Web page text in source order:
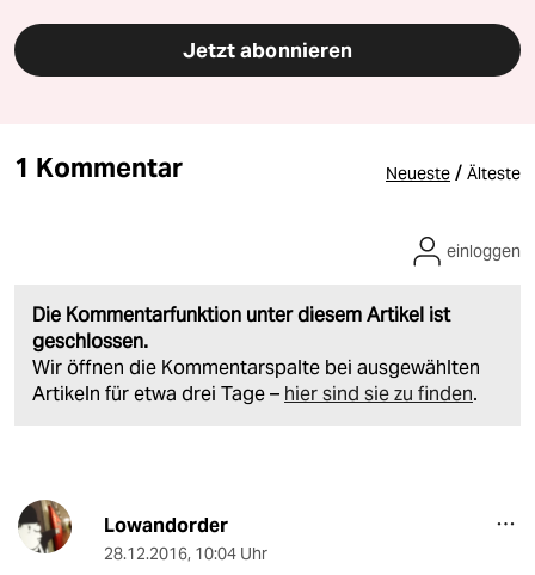
Jetzt abonnieren
1 Kommentar Neueste / Älteste
Die Kommentarfunktion unter diesem Artikel ist
geschlossen.
Wir öffnen die Kommentarspalte bei ausgewählten
Artikeln für etwa drei Tage – hier sind sie zu finden.
einloggen
Lowandorder
28.12.2016, 10:04 Uhr